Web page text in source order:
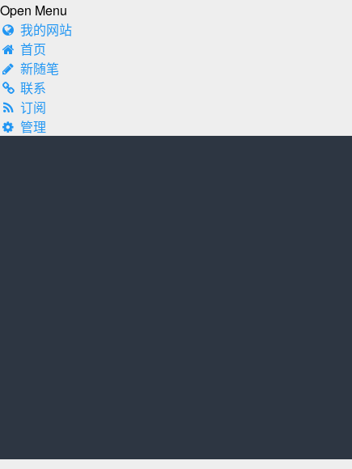
Open Menu
我的网站
首页
新随笔
联系
订阅
管理